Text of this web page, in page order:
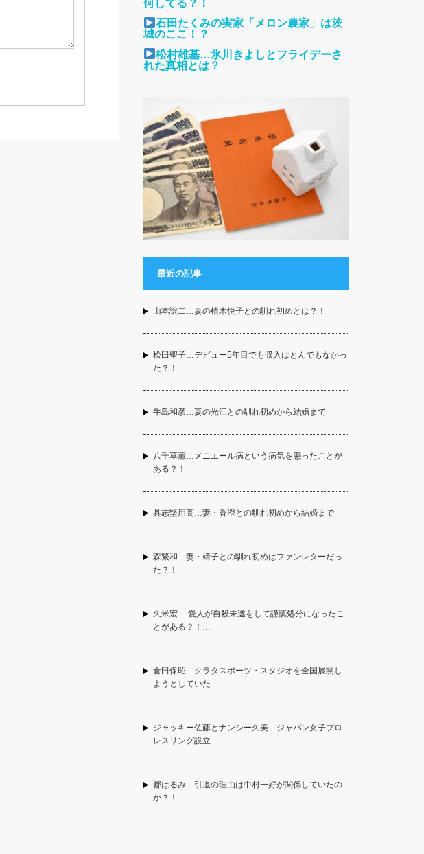
何してる？！
石田たくみの実家「メロン農家」は茨
城のここ！？
松村雄基…氷川きよしとフライデーさ
れた真相とは？
最近の記事
山本譲二…妻の植木悦子との馴れ初めとは？！
松田聖子…デビュー5年目でも収入はとんでもなかっ
た？！
牛島和彦…妻の光江との馴れ初めから結婚まで
八千草薫…メニエール病という病気を患ったことが
ある？！
具志堅用高…妻・香澄との馴れ初めから結婚まで
森繁和…妻・靖子との馴れ初めはファンレターだっ
た？！
久米宏 …愛人が自殺未遂をして謹慎処分になったこ
とがある？！…
倉田保昭…クラタスポーツ・スタジオを全国展開し
ようとしていた…
ジャッキー佐藤とナンシー久美…ジャパン女子プロ
レスリング設立…
都はるみ…引退の理由は中村一好が関係していたの
か？！